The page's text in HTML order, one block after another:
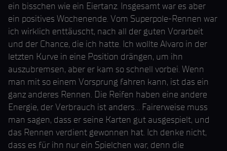
ein bisschen wie ein Eiertanz. Insgesamt war es aber
ein positives Wochenende. Vom Superpole-Rennen war
ich wirklich enttäuscht, nach all der guten Vorarbeit
und der Chance, die ich hatte. Ich wollte Alvaro in der
letzten Kurve in eine Position drängen, um ihn
auszubremsen, aber er kam so schnell vorbei. Wenn
man mit so einem Vorsprung fahren kann, ist das ein
ganz anderes Rennen. Die Reifen haben eine andere
Energie, der Verbrauch ist anders... Fairerweise muss
man sagen, dass er seine Karten gut ausgespielt, und
das Rennen verdient gewonnen hat. Ich denke nicht,
dass es für ihn nur ein Spielchen war, denn die